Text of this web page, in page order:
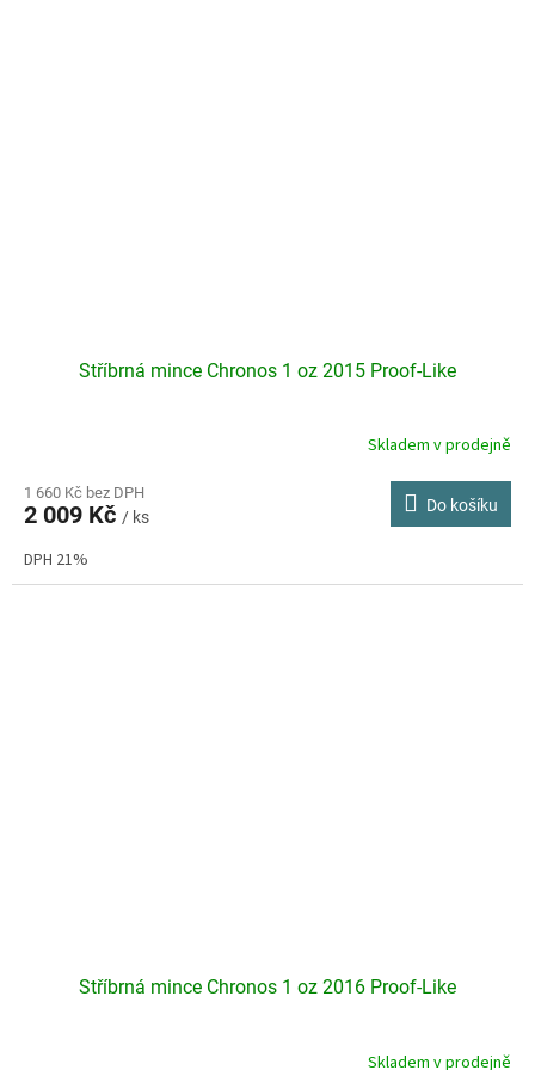
Stříbrná mince Chronos 1 oz 2015 Proof-Like
produktu
je
z
5
Skladem v prodejně
1 660 Kč bez DPH
2 009 Kč / ks
Do košíku
DPH 21%
Stříbrná mince Chronos 1 oz 2016 Proof-Like
Skladem v prodejně